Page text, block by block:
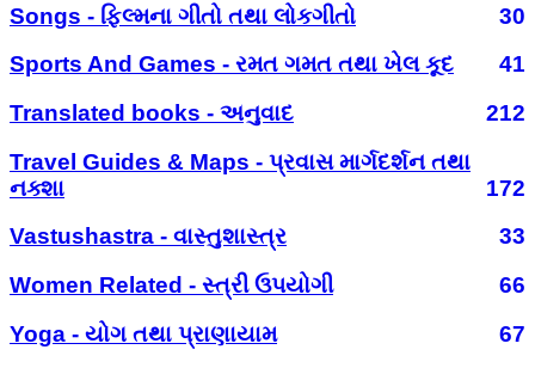
Songs - ફિલ્મના ગીતો તથા લોકગીતો
30
Sports And Games - રમત ગમત તથા ખેલ કૂદ
41
Translated books - અનુવાદ
212
Travel Guides & Maps - પ્રવાસ માર્ગદર્શન તથા
નક્શા
172
Vastushastra - વાસ્તુશાસ્ત્ર
33
Women Related - સ્ત્રી ઉપયોગી
66
Yoga - યોગ તથા પ્રાણાયામ
67